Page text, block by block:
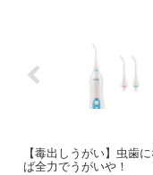
【毒出しうがい】虫歯
ば全力でうがいや！